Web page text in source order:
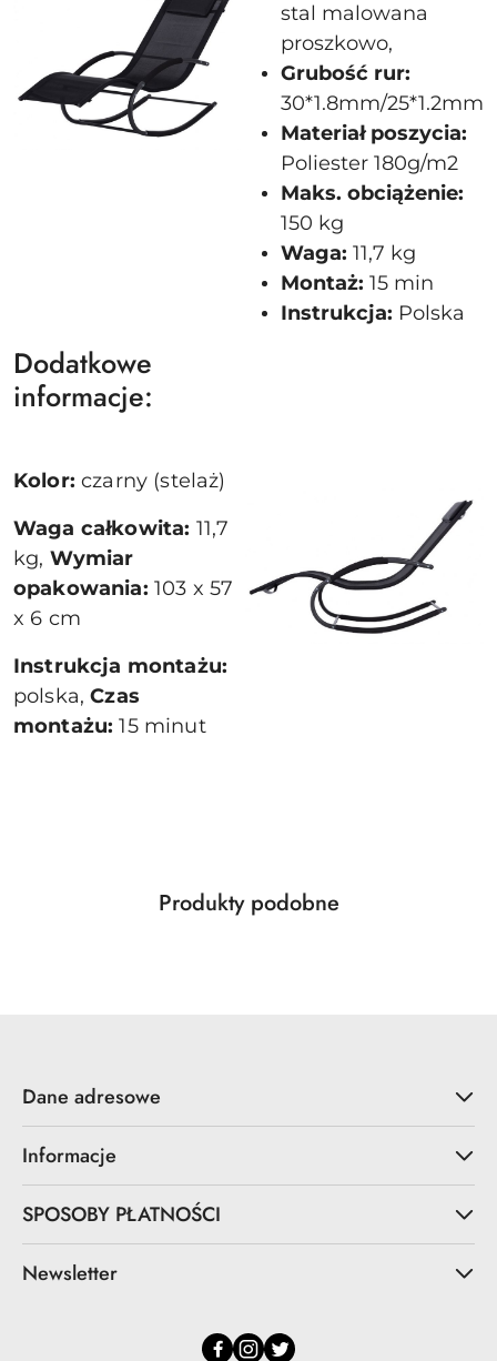
stal malowana
proszkowo,
Grubość rur:
30*1.8mm/25*1.2mm
Materiał poszycia:
Poliester 180g/m2
Maks. obciążenie:
150 kg
Waga: 11,7 kg
Montaż: 15 min
Instrukcja: Polska
Dodatkowe
informacje:
Kolor:czarny (stelaż)
Waga całkowita: 11,7
kg, Wymiar
opakowania: 103 x 57
x 6 cm
Instrukcja montażu:
polska,Czas
montażu:15 minut
Pomiń karuzelę produktów
Produkty
Produkty podobne
Dane adresowe
Informacje
SPOSOBY PŁATNOŚCI
Newsletter